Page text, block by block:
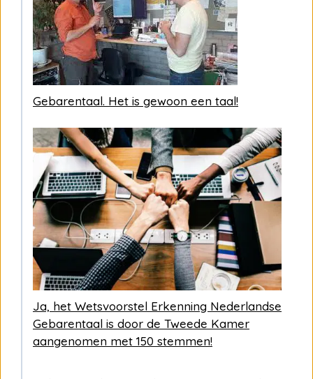
Gebarentaal. Het is gewoon een taal!
Ja, het Wetsvoorstel Erkenning Nederlandse
Gebarentaal is door de Tweede Kamer
aangenomen met 150 stemmen!